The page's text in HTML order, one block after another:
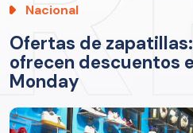
Nacional
Ofertas de
ofrecen descuentos
Monday